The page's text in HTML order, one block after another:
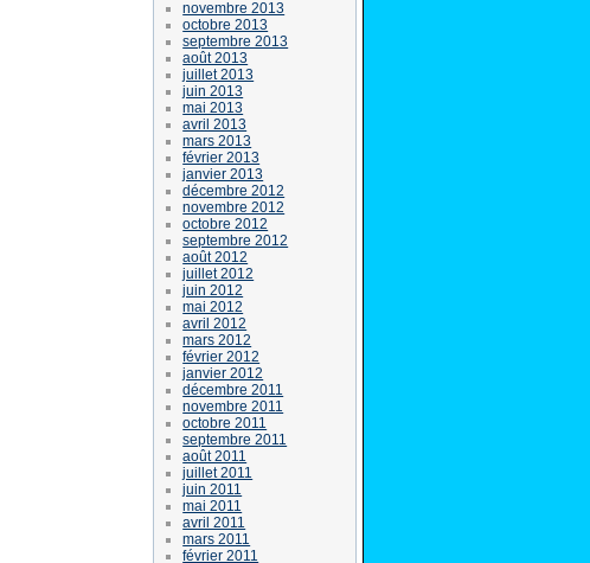
novembre 2013
octobre 2013
septembre 2013
août 2013
juillet 2013
juin 2013
mai 2013
avril 2013
mars 2013
février 2013
janvier 2013
décembre 2012
novembre 2012
octobre 2012
septembre 2012
août 2012
juillet 2012
juin 2012
mai 2012
avril 2012
mars 2012
février 2012
janvier 2012
décembre 2011
novembre 2011
octobre 2011
septembre 2011
août 2011
juillet 2011
juin 2011
mai 2011
avril 2011
mars 2011
février 2011